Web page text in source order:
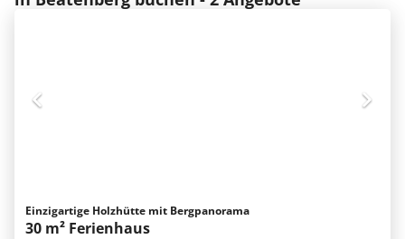
Einzigartige Holzhütte mit Bergpanorama
30 m² Ferienhaus